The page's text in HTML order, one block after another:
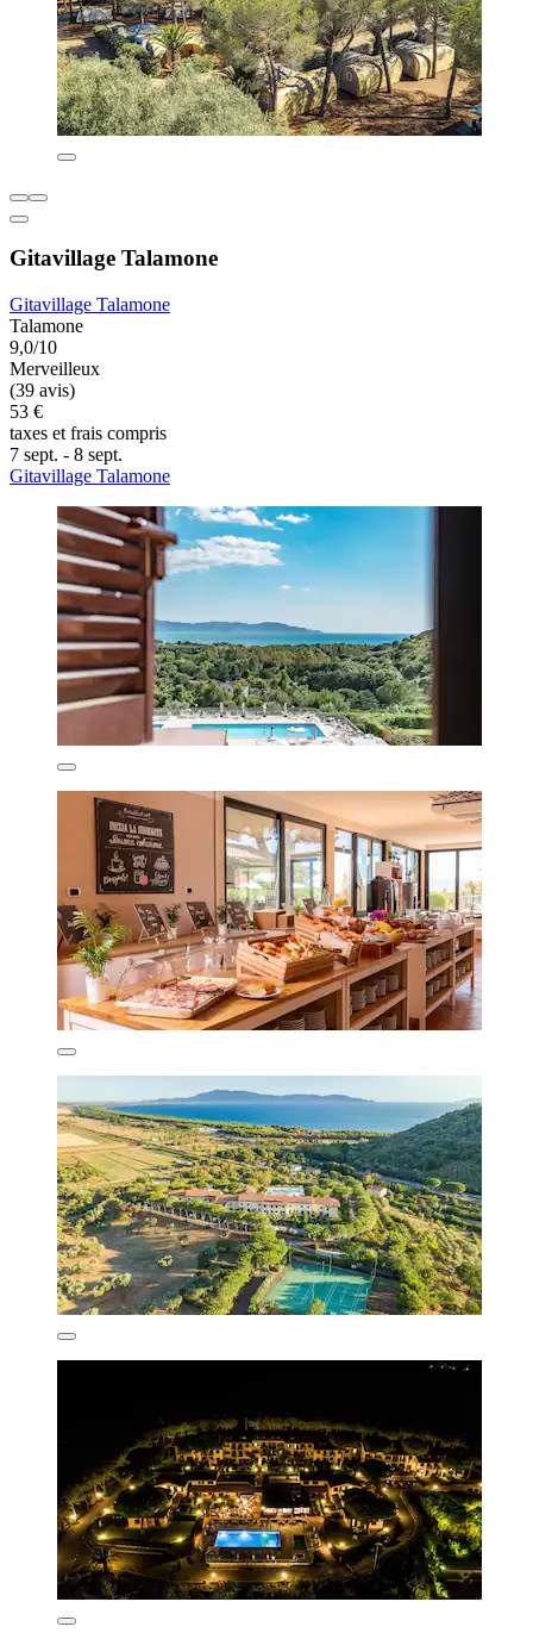
Gitavillage Talamone
Gitavillage Talamone
Talamone
9,0/10
Merveilleux
(39 avis)
53 €
taxes et frais compris
7 sept. - 8 sept.
Gitavillage Talamone